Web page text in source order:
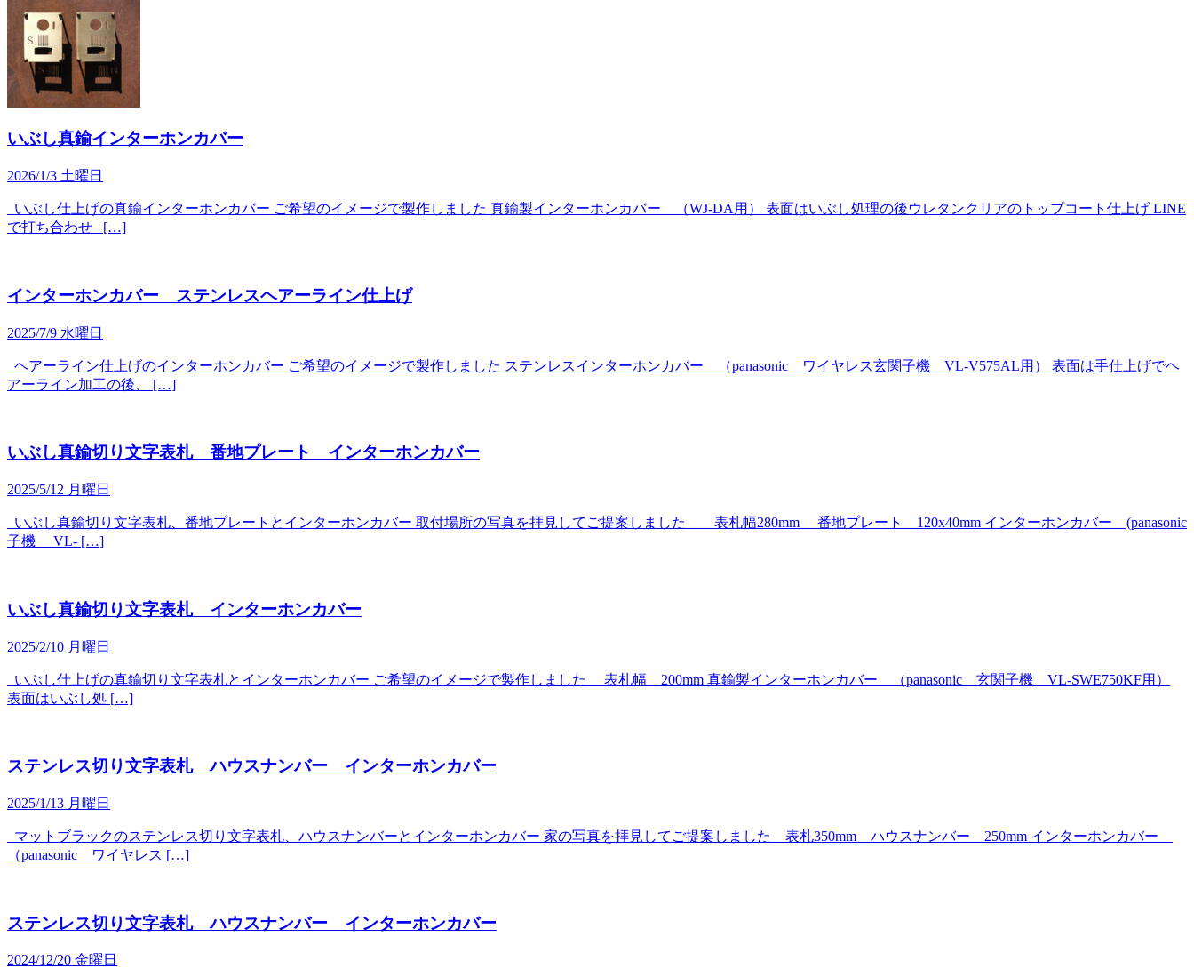
いぶし真鍮インターホンカバー
2026/1/3 土曜日
いぶし仕上げの真鍮インターホンカバー ご希望のイメージで製作しました 真鍮製インターホンカバー （WJ-DA用） 表面はいぶし処理の後ウレタンクリアのトップコート仕上げ LINE
で打ち合わせ […]
インターホンカバー ステンレスヘアーライン仕上げ
2025/7/9 水曜日
ヘアーライン仕上げのインターホンカバー ご希望のイメージで製作しました ステンレスインターホンカバー （panasonic ワイヤレス玄関子機 VL-V575AL用） 表面は手仕上げでヘ
アーライン加工の後、 […]
いぶし真鍮切り文字表札 番地プレート インターホンカバー
2025/5/12 月曜日
いぶし真鍮切り文字表札、番地プレートとインターホンカバー 取付場所の写真を拝見してご提案しました 表札幅280mm 番地プレート 120x40mm インターホンカバー (panasonic
子機 VL- […]
いぶし真鍮切り文字表札 インターホンカバー
2025/2/10 月曜日
いぶし仕上げの真鍮切り文字表札とインターホンカバー ご希望のイメージで製作しました 表札幅 200mm 真鍮製インターホンカバー （panasonic 玄関子機 VL-SWE750KF用）
表面はいぶし処 […]
ステンレス切り文字表札 ハウスナンバー インターホンカバー
2025/1/13 月曜日
マットブラックのステンレス切り文字表札、ハウスナンバーとインターホンカバー 家の写真を拝見してご提案しました 表札350mm ハウスナンバー 250mm インターホンカバー
（panasonic ワイヤレス […]
ステンレス切り文字表札 ハウスナンバー インターホンカバー
2024/12/20 金曜日